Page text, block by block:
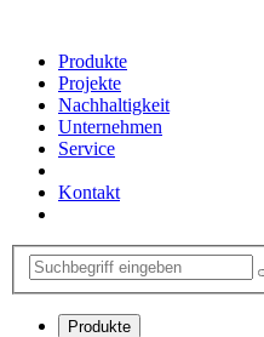
Produkte
Projekte
Nachhaltigkeit
Unternehmen
Service
Kontakt
Produkte